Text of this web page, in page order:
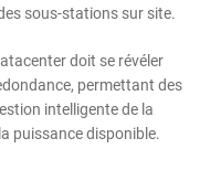
sous-stations sur site.
doit se révéler
permettant des
intelligente de la
puissance disponible.